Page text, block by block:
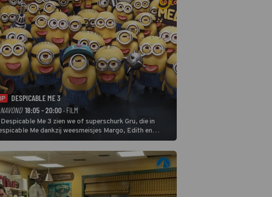
DESPICABLE ME 3
18:05 - 20:00 · FILM
Me 3 zien we of superschurk Gru, die in
Me dankzij weesmeisjes Margo, Edith en
de overstap naar het rechte pad maakte, ook op
pad weet te blijven.